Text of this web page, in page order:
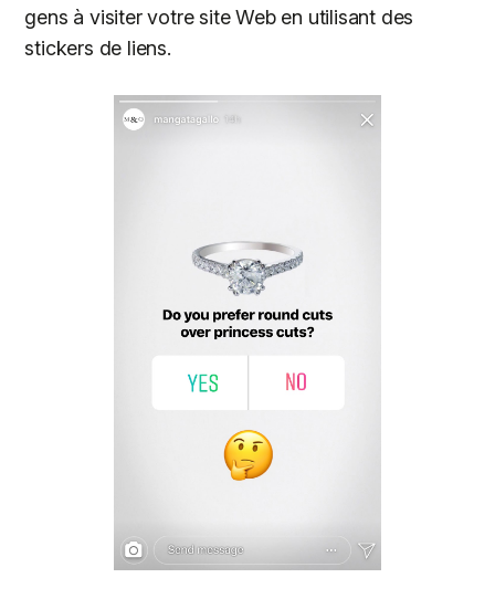
gens à visiter votre site Web en utilisant des
stickers de liens.